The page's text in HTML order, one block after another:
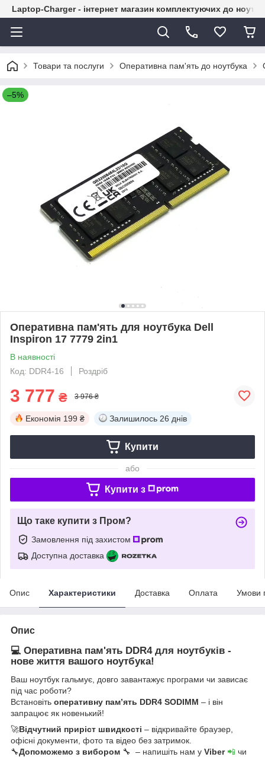
Laptop-Charger - інтернет магазин комплектуючих до
Товари та послуги Оперативна пам'ять до ноутбука
–5%
Оперативна пам'ять для ноутбука Dell
Inspiron 17 7779 2in1
В наявності
Код: DDR4-16
Роздріб
3 777 ₴ 3 976 ₴
Економія 199 ₴ Залишилось 26 днів
Купити
або
Купити з
Що таке купити з Пром?
Замовлення під захистом
Доступна доставка
Опис Характеристики Доставка Оплата Умови
Опис
💻 Оперативна пам'ять DDR4 для ноутбуків -
нове життя вашого ноутбука!
Ваш ноутбук гальмує, довго завантажує програми чи зависає
під час роботи?
Встановіть оперативну пам’ять DDR4 SODIMM – і він
запрацює як новенький!
🚀Відчутний приріст швидкості – відкривайте браузер,
офісні документи, фото та відео без затримок.
🔧Допоможемо з вибором 🔧 – напишіть нам у Viber📲 чи